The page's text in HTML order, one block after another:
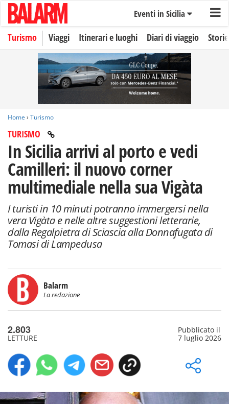
Eventi in Sicilia
Turismo Viaggi Itinerari e luoghi Diari di viaggio Storie
Home › Turismo
TURISMO
In Sicilia arrivi al porto e vedi
Camilleri: il nuovo corner
multimediale nella sua Vigàta
I turisti in 10 minuti potranno immergersi nella
vera Vigàta e nelle altre suggestioni letterarie,
dalla Regalpietra di Sciascia alla Donnafugata di
Tomasi di Lampedusa
Balarm
La redazione
2.803
LETTURE
Pubblicato il
7 luglio 2026